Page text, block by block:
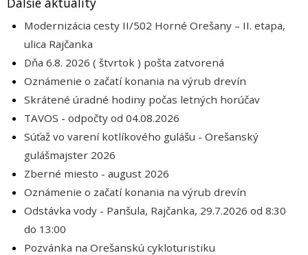
Modernizácia cesty II/502 Horné Orešany – II. etapa,
ulica Rajčanka
Dňa 6.8. 2026 ( štvrtok ) pošta zatvorená
Oznámenie o začatí konania na výrub drevín
Skrátené úradné hodiny počas letných horúčav
TAVOS - odpočty od 04.08.2026
Súťaž vo varení kotlíkového gulášu - Orešanský
gulášmajster 2026
Zberné miesto - august 2026
Oznámenie o začatí konania na výrub drevín
Odstávka vody - Panšula, Rajčanka, 29.7.2026 od 8:30
do 13:00
Pozvánka na Orešanskú cykloturistiku